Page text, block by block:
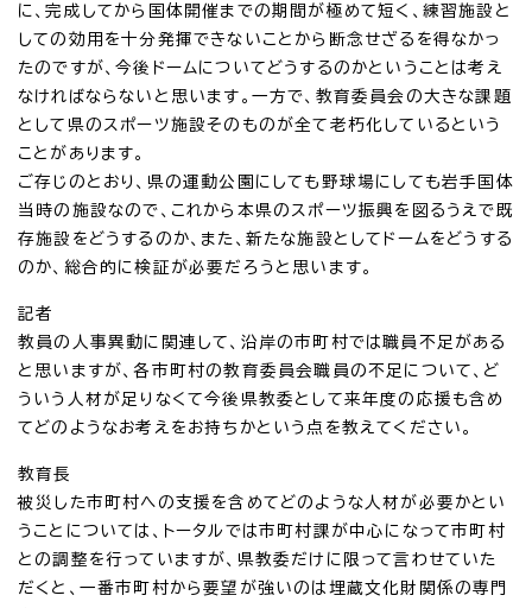
に、完成してから国体開催までの期間が極めて短く、練習施設と
しての効用を十分発揮できないことから断念せざるを得なかっ
たのですが、今後ドームについてどうするのかということは考え
なければならないと思います。一方で、教育委員会の大きな課題
として県のスポーツ施設そのものが全て老朽化しているという
ことがあります。
ご存じのとおり、県の運動公園にしても野球場にしても岩手国体
当時の施設なので、これから本県のスポーツ振興を図るうえで既
存施設をどうするのか、また、新たな施設としてドームをどうする
のか、総合的に検証が必要だろうと思います。
記者
教員の人事異動に関連して、沿岸の市町村では職員不足がある
と思いますが、各市町村の教育委員会職員の不足について、ど
ういう人材が足りなくて今後県教委として来年度の応援も含め
てどのようなお考えをお持ちかという点を教えてください。
教育長
被災した市町村への支援を含めてどのような人材が必要かとい
うことについては、トータルでは市町村課が中心になって市町村
との調整を行っていますが、県教委だけに限って言わせていた
だくと、一番市町村から要望が強いのは埋蔵文化財関係の専門